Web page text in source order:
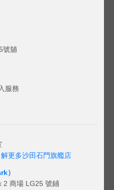
號舖
服務
解更多沙田石門旗艦店
）
2 商場 LG25 號鋪